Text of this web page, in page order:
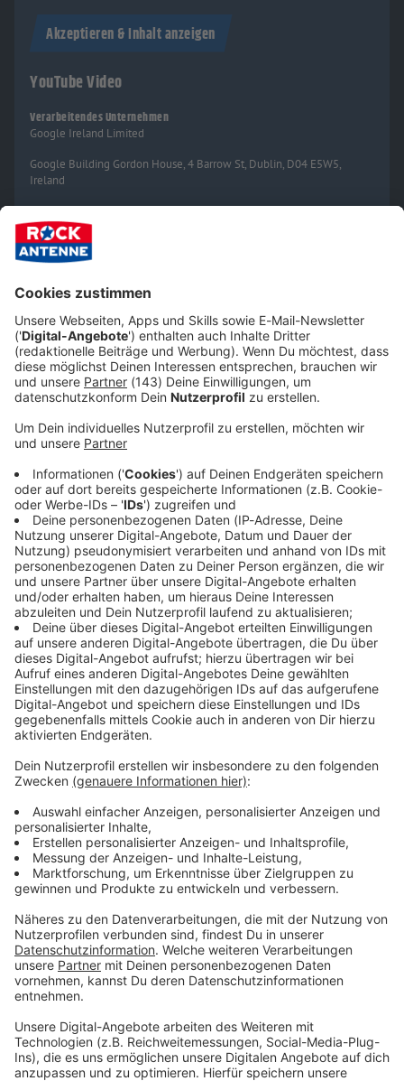
Akzeptieren & Inhalt anzeigen
YouTube Video
Verarbeitendes Unternehmen
Google Ireland Limited
Google Building Gordon House, 4 Barrow St, Dublin, D04 E5W5,
Ireland
Details anzeigen
Wir benötigen deine Zustimmung, um
Inhalte von YouTube anzuzeigen.
Wir verwenden einen Service eines Drittanbieters, um
externe Inhalte einzubetten. Dieser Service kann Daten
zu deinen Aktivitäten sammeln. Bitte lese dir die Details
durch und stimme der Nutzung des Service zu, um
diese Inhalte anzuzeigen.
Akzeptieren & Inhalt anzeigen
YouTube Video
Verarbeitendes Unternehmen
Google Ireland Limited
Google Building Gordon House, 4 Barrow St, Dublin, D04 E5W5,
Ireland
Details anzeigen
Nach oben >
Unsere Beiträge und Portraits zum Thema
Rockabilly